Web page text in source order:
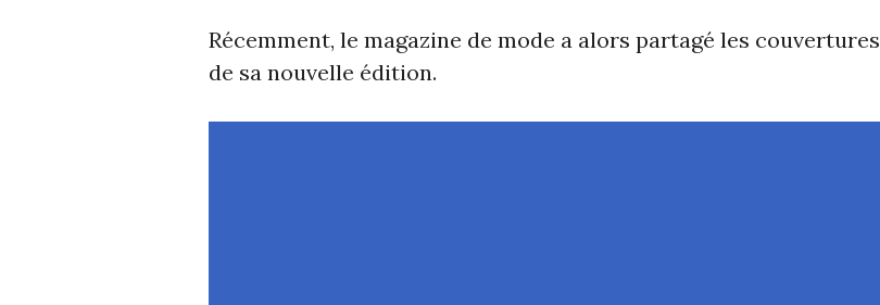
Récemment, le magazine de mode a alors partagé les couvertures
de sa nouvelle édition.